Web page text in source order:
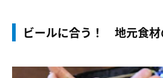
ビールに合う！ 地元食材